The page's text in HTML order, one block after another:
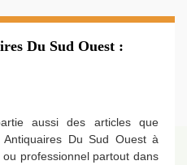
Du Sud Ouest :
aussi des articles que
Antiquaires Du Sud Ouest à
professionnel partout dans